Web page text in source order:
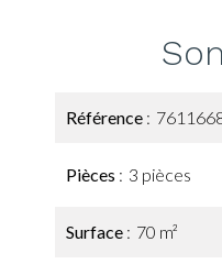
Référence
Pièces 3 pièces
Surface 70 m²